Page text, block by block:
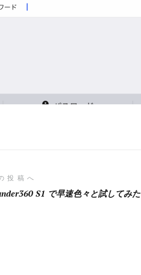
投稿へ
S1 で早速色々と試してみた